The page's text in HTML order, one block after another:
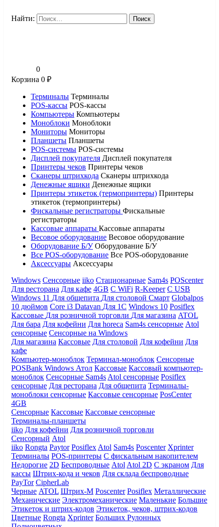
Найти:
0
Корзина 0 ₽
Терминалы Терминалы
POS-кассы POS-кассы
Компьютеры Компьютеры
Моноблоки Моноблоки
Мониторы Мониторы
Планшеты Планшеты
POS-системы POS-системы
Дисплей покупателя Дисплей покупателя
Принтеры чеков Принтеры чеков
Сканеры штрихкода Сканеры штрихкода
Денежные ящики Денежные ящики
Принтеры этикеток (термопринтеры) Принтеры
этикеток (термопринтеры)
Фискальные регистраторы Фискальные
регистраторы
Кассовые аппараты Кассовые аппараты
Весовое оборудование Весовое оборудование
Оборудование Б/У Оборудование Б/У
Все POS-оборудование Все POS-оборудование
Аксессуары Аксессуары
Windows Сенсорные iiko Стационарные Sam4s POScenter
Для ресторана Для кафе 4GB С WiFi R-Keeper С USB
Windows 11 Для общепита Для столовой Смарт Globalpos
10 дюймов Core i3 Datavan Для 1С Windows 10 Posiflex
Кассовые Для розничной торговли Для магазина ATOL
Для бара Для кофейни Для horeca Sam4s сенсорные Atol
сенсорные Сенсорные на Windows
Для магазина Кассовые Для столовой Для кофейни Для
кафе
Компьютер-моноблок Терминал-моноблок Сенсорные
POSBank Windows Атол Кассовые Кассовый компьютер-
моноблок Сенсорные Sam4s Atol сенсорные Posiflex
сенсорные Для ресторана Для общепита Терминалы-
моноблоки сенсорные Кассовые сенсорные PosCenter
4GB
Сенсорные Кассовые Кассовые сенсорные
Терминалы-планшеты
iiko Для кофейни Для розничной торговли
Сенсорный Atol
iiko Rongta Paytor Posiflex Atol Sam4s Poscenter Xprinter
Терминалы POS-принтеры С фискальным накопителем
Недорогие 2D Беспроводные Atol Atol 2D С экраном Для
кассы Штрих-кода и чеков Для склада беспроводные
PayTor CipherLab
Черные ATOL Штрих-М Poscenter Posiflex Металлические
Механические Электромеханические Маленькие Большие
Этикеток и штрих-кодов Этикеток, чеков, штрих-кодов
Цветные Rongta Xprinter Больших Рулонных